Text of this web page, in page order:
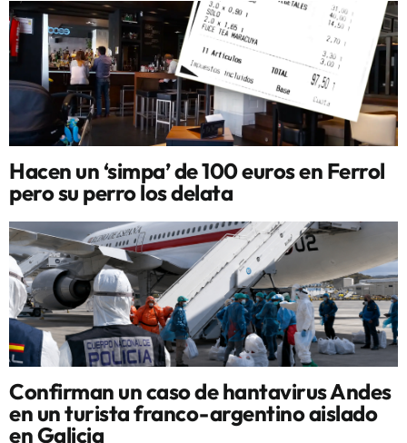
Hacen un ‘simpa’ de 100 euros en Ferrol
pero su perro los delata
Confirman un caso de hantavirus Andes
en un turista franco-argentino aislado
en Galicia